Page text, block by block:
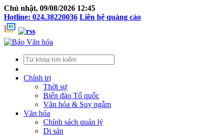
Chủ nhật, 09/08/2026 12:45
Hotline: 024.38220036 Liên hệ quảng cáo
Chính trị
Thời sự
Biển đảo Tổ quốc
Văn hóa & Suy ngẫm
Văn hóa
Chính sách quản lý
Di sản